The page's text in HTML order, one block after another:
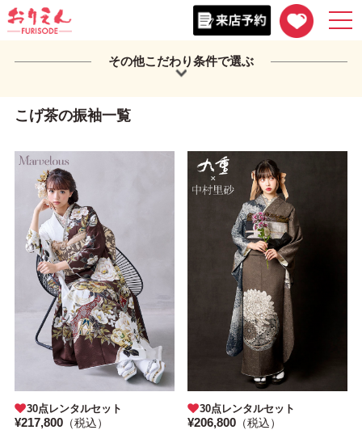
その他こだわり条件で選ぶ
こげ茶の振袖一覧
30点レンタルセット
¥217,800（税込）
30点レンタルセット
¥206,800 （税込）